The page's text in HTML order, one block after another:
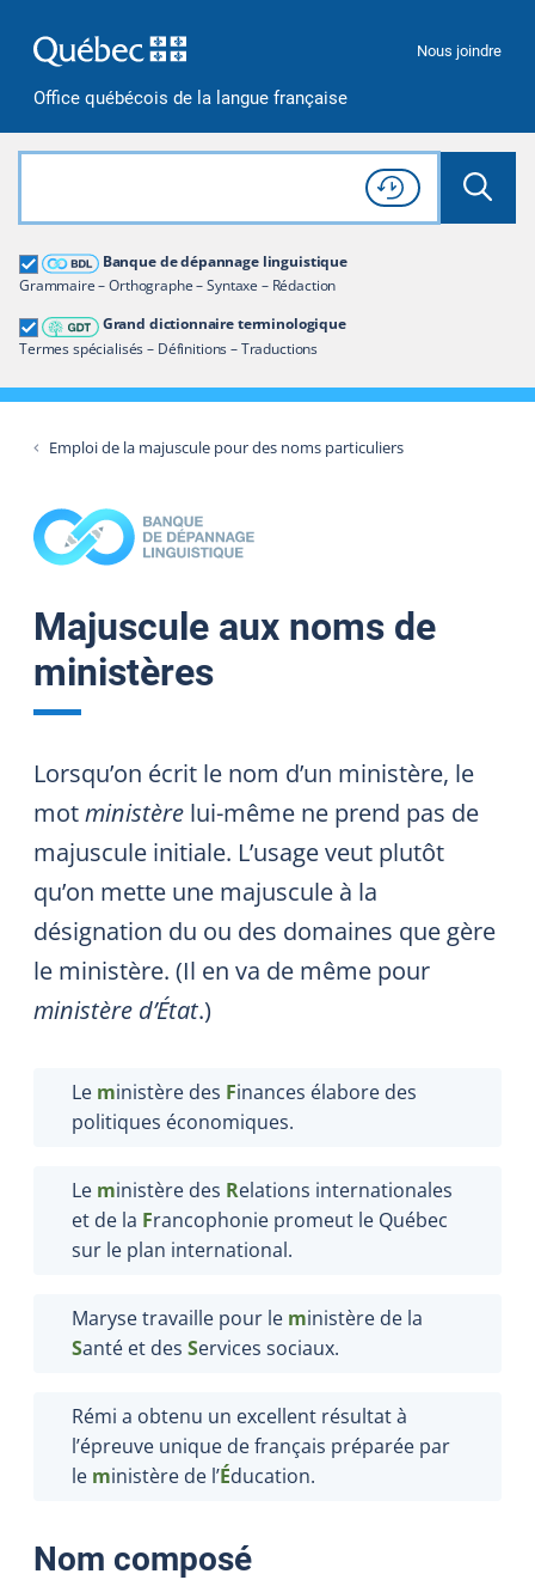
Office québécois de la langue française
Nous joindre
Rechercher dans tout le site
Lancer
Consulter l'
Historique
de recherche
Banque de dépannage linguistique
Grammaire – Orthographe – Syntaxe – Rédaction
Grand dictionnaire terminologique
Termes spécialisés – Définitions – Traductions
Grand dictionnaire terminologique
Restreindre aux termes
Emploi de la majuscule pour des noms particuliers
Majuscule aux noms de
ministères
Lorsqu’on écrit le nom d’un ministère, le
motministère lui-même ne prend pas de
majuscule initiale. L’usage veut plutôt
qu’on mette une majuscule à la
désignation du ou des domaines que gère
le ministère. (Il en va de même pour
ministère d’État.)
Le ministère des Finances élabore des
politiques économiques.
Le ministère des Relations internationales
et de la Francophonie promeut le Québec
sur le plan international.
Maryse travaille pour le ministère de la
Santé et des Services sociaux.
Rémi a obtenu un excellent résultat à
l’épreuve unique de français préparée par
le ministère de l’Éducation.
Nom composé